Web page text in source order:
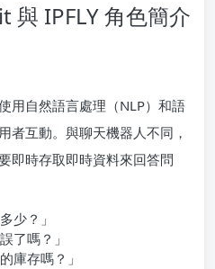
與 IPFLY 角色簡介
用自然語言處理（NLP）和語
者互動。與聊天機器人不同，
時存取即時資料來回答問
少？」
了嗎？」
庫存嗎？」